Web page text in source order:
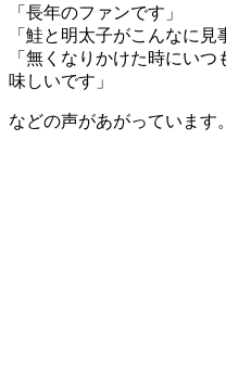
「長年のファンです」
「鮭と明太子がこんなに見
「無くなりかけた時にい
味しいです」
などの声があがっています。